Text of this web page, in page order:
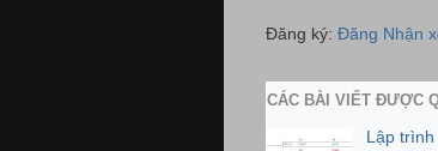
Đăng ký: Đăng Nhận
CÁC BÀI VIẾT ĐƯỢC
Lập